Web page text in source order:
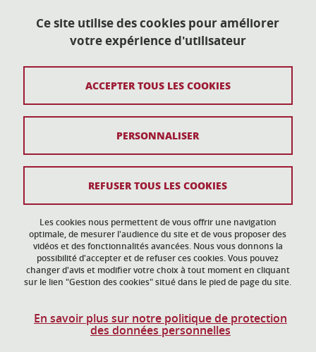
38400 Saint-Martin-d'Hères
action-culturelle@univ-grenoble-alpes.fr
Plan du site
Données personnelles
Gestion des cookies
Accessibilité : non conforme
Ce site utilise des cookies pour améliorer
votre expérience d'utilisateur
Les cookies nous permettent de vous offrir une navigation
optimale, de mesurer l'audience du site et de vous proposer des
vidéos et des fonctionnalités avancées. Nous vous donnons la
possibilité d'accepter et de refuser ces cookies. Vous pouvez
changer d'avis et modifier votre choix à tout moment en cliquant
sur le lien "Gestion des cookies" situé dans le pied de page du site.
En savoir plus sur notre politique de protection
des données personnelles
ACCEPTER TOUS LES COOKIES
REFUSER TOUS LES COOKIES
PERSONNALISER